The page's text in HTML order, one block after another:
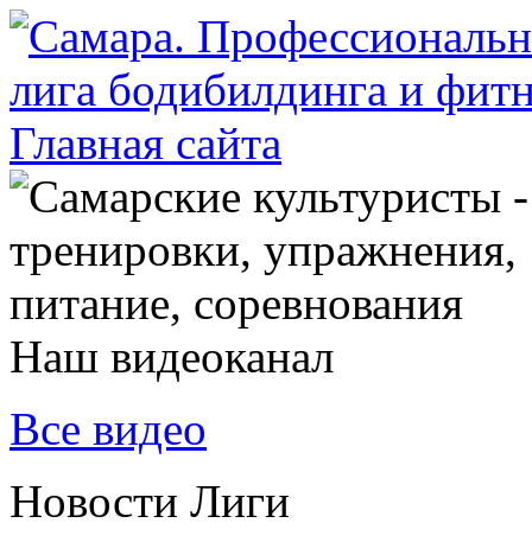
Наш видеоканал
Все видео
Новости Лиги